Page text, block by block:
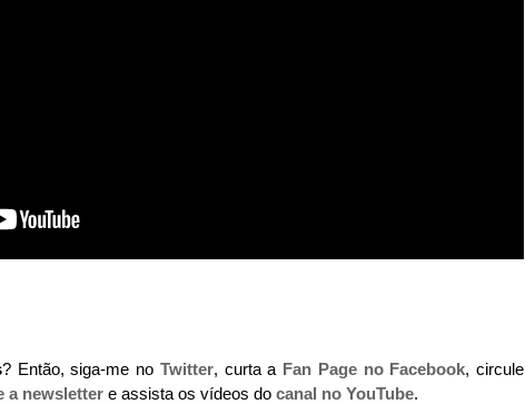
? Então, siga-me no Twitter, curta a Fan Page no Facebook, circule
a newsletter e assista os vídeos do canal no YouTube.